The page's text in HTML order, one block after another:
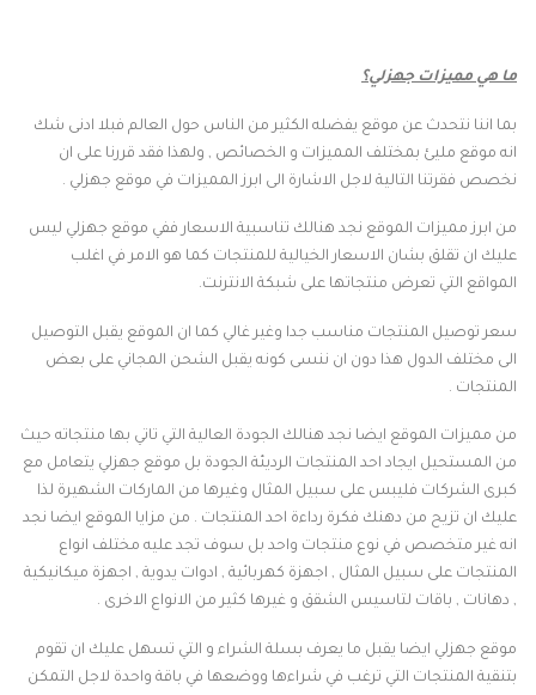
ما هي مميزات جهزلي؟
بما اننا نتحدث عن موقع يفضله الكثير من الناس حول العالم فبلا ادنى شك
انه موقع مليئ بمختلف المميزات و الخصائص , ولهذا فقد قررنا على ان
نخصص فقرتنا التالية لاجل الاشارة الى ابرز المميزات في موقع جهزلي .
من ابرز مميزات الموقع نجد هنالك تناسبية الاسعار ففي موقع جهزلي ليس
عليك ان تقلق بشان الاسعار الخيالية للمنتجات كما هو الامر في اغلب
المواقع التي تعرض منتجاتها على شبكة الانترنت.
سعر توصيل المنتجات مناسب جدا وغير غالي كما ان الموقع يقبل التوصيل
الى مختلف الدول هذا دون ان ننسى كونه يقبل الشحن المجاني على بعض
المنتجات .
من مميزات الموقع ايضا نجد هنالك الجودة العالية التي تاتي بها منتجاته حيث
من المستحيل ايجاد احد المنتجات الرديئة الجودة بل موقع جهزلي يتعامل مع
كبرى الشركات فليبس على سبيل المثال وغيرها من الماركات الشهيرة لذا
عليك ان تزيح من دهنك فكرة رداءة احد المنتجات . من مزايا الموقع ايضا نجد
انه غير متخصص في نوع منتجات واحد بل سوف تجد عليه مختلف انواع
المنتجات على سبيل المثال , اجهزة كهربائية , ادوات يدوية , اجهزة ميكانيكية
, دهانات , باقات لتاسيس الشقق و غيرها كثير من الانواع الاخرى .
موقع جهزلي ايضا يقبل ما يعرف بسلة الشراء و التي تسهل عليك ان تقوم
بتنقية المنتجات التي ترغب في شراءها ووضعها في باقة واحدة لاجل التمكن